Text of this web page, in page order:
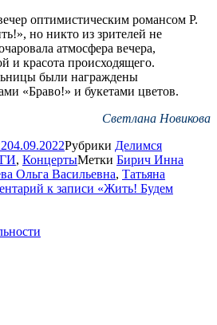
оптимистическим романсом Р.
но никто из зрителей не
атмосфера вечера,
и красота происходящего.
были награждены
«Браво!» и букетами цветов.
Светлана Новикова
04.09.2022Рубрики Делимся
, КонцертыМетки Бирич Инна
Ольга Васильевна, Татьяна
к записи «Жить! Будем